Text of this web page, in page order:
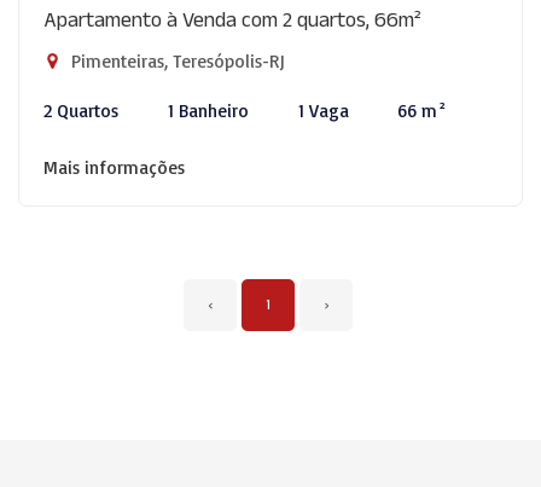
Apartamento à Venda com 2 quartos, 66m²
Pimenteiras, Teresópolis-RJ
2 Quartos 1 Banheiro 1 Vaga 66 m²
Mais informações
‹ 1 ›